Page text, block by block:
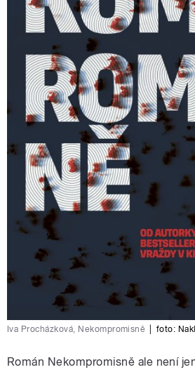
Iva Procházková, Nekompromisně foto:
Román Nekompromisně ale není